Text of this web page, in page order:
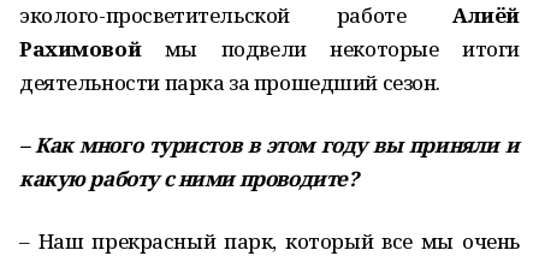
эколого-просветительской работеАлиёй
Рахимовоймы подвели некоторые итоги
деятельности парка за прошедший сезон.
– Как много туристов в этом году вы приняли и
какую работу с ними проводите?
– Наш прекрасный парк, который все мы очень